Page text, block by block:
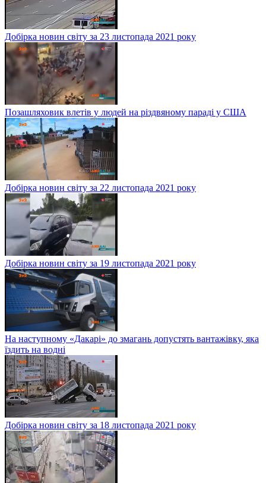
Добірка новин світу за 23 листопада 2021 року
Позашляховик влетів у людей на різдвяному параді у США
Добірка новин світу за 22 листопада 2021 року
Добірка новин світу за 19 листопада 2021 року
На наступному «Дакарі» до змагань допустять вантажівку, яка
їздить на водні
Добірка новин світу за 18 листопада 2021 року